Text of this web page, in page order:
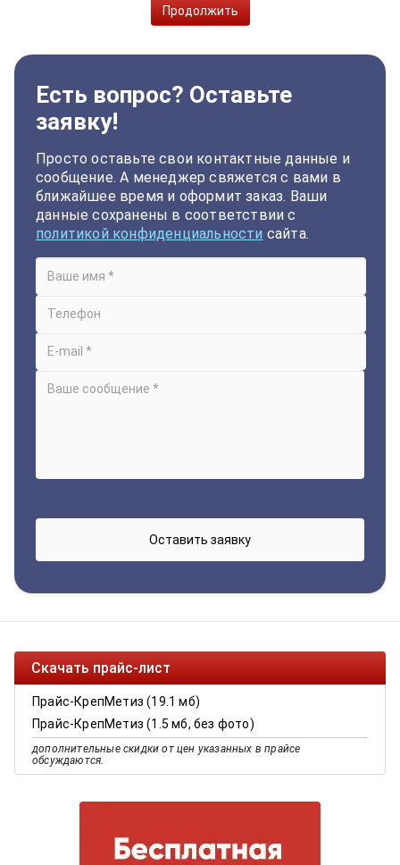
Продолжить
Есть вопрос? Оставьте
заявку!
Просто оставьте свои контактные данные и
сообщение. А менеджер свяжется с вами в
ближайшее время и оформит заказ. Ваши
данные сохранены в соответствии с
политикой конфиденциальности сайта.
Скачать прайс-лист
Прайс-КрепМетиз (19.1 мб)
Прайс-КрепМетиз (1.5 мб, без фото)
дополнительные скидки от цен указанных в прайсе
обсуждаются.